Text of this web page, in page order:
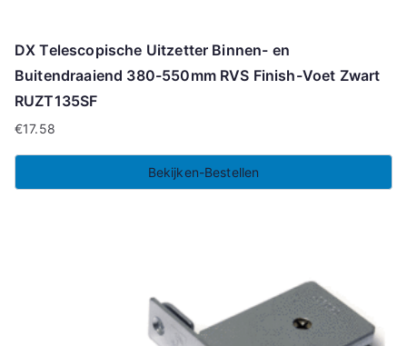
DX Telescopische Uitzetter Binnen- en
Buitendraaiend 380-550mm RVS Finish-Voet Zwart
RUZT135SF
€17.58
Bekijken-Bestellen